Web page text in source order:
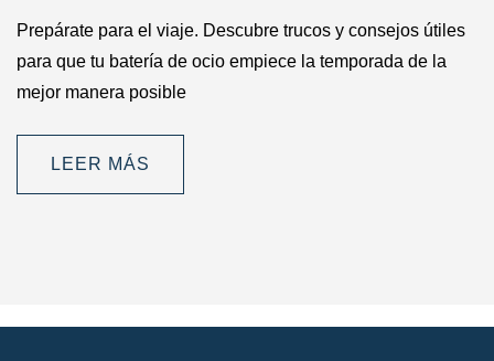
Prepárate para el viaje. Descubre trucos y consejos útiles
para que tu batería de ocio empiece la temporada de la
mejor manera posible
LEER MÁS